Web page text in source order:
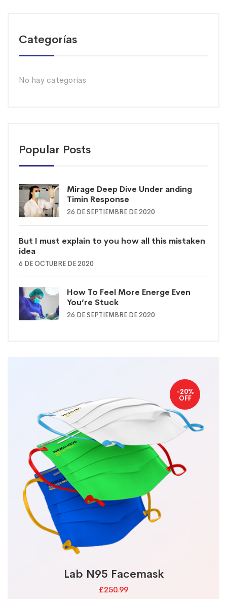
Categorías
No hay categorías
Popular Posts
Mirage Deep Dive Under anding
Timin Response
26 DE SEPTIEMBRE DE 2020
But I must explain to you how all this mistaken
idea
6 DE OCTUBRE DE 2020
How To Feel More Energe Even
You’re Stuck
26 DE SEPTIEMBRE DE 2020
-20%
OFF
Lab N95 Facemask
£250.99